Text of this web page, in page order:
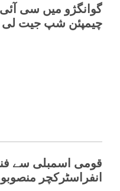
گوانگژو میں سی آئی
چیمپئن شپ جیت لی
انفراسٹرکچر